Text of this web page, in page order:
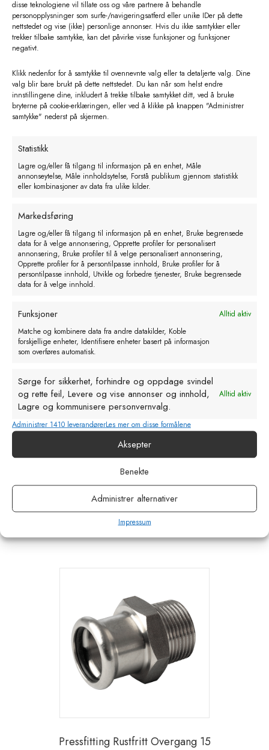
disse teknologiene vil tillate oss og våre partnere å behandle
personopplysninger som surfe-/navigeringsatferd eller unike IDer på dette
nettstedet og vise (ikke) personlige annonser. Hvis du ikke samtykker eller
trekker tilbake samtykke, kan det påvirke visse funksjoner og funksjoner
negativt.
Klikk nedenfor for å samtykke til ovennevnte valg eller ta detaljerte valg. Dine
valg blir bare brukt på dette nettstedet. Du kan når som helst endre
innstillingene dine, inkludert å trekke tilbake samtykket ditt, ved å bruke
bryterne på cookie-erklæringen, eller ved å klikke på knappen "Administrer
samtykke" nederst på skjermen.
Statistikk
Lagre og/eller få tilgang til informasjon på en enhet, Måle
annonseytelse, Måle innholdsytelse, Forstå publikum gjennom statistikk
eller kombinasjoner av data fra ulike kilder.
Markedsføring
Lagre og/eller få tilgang til informasjon på en enhet, Bruke begrensede
data for å velge annonsering, Opprette profiler for personalisert
annonsering, Bruke profiler til å velge personalisert annonsering,
Opprette profiler for å persontilpasse innhold, Bruke profiler for å
persontilpasse innhold, Utvikle og forbedre tjenester, Bruke begrensede
data for å velge innhold.
Funksjoner
Alltid aktiv
Matche og kombinere data fra andre datakilder, Koble
forskjellige enheter, Identifisere enheter basert på informasjon
som overføres automatisk.
Sørge for sikkerhet, forhindre og oppdage svindel
og rette feil, Levere og vise annonser og innhold,
Lagre og kommunisere personvernvalg.
Alltid aktiv
Administrer 1410 leverandørerLes mer om disse formålene
Aksepter
Benekte
Administrer alternativer
Impressum
Pressfitting Rustfritt Overgangvinkel
90 gr 15-1/2″ innv
Legg i handlekurv
Pressfitting Rustfritt Bend 1 muff. 45
gr. 15 mm
kr166,92 eks. MVA
Legg i handlekurv
Pressfitting Rustfritt Overgang 15